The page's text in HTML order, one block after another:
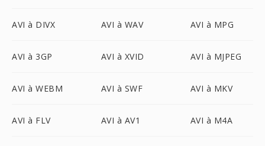
AVI à DIVX AVI à WAV AVI à MPG
AVI à 3GP AVI à XVID AVI à MJPEG
AVI à WEBM AVI à SWF AVI à MKV
AVI à FLV AVI à AV1 AVI à M4A